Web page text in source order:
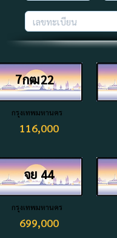
22
กฒ
7
กรุงเทพมหานคร
116,000
44
จย
กรุงเทพมหานคร
699,000